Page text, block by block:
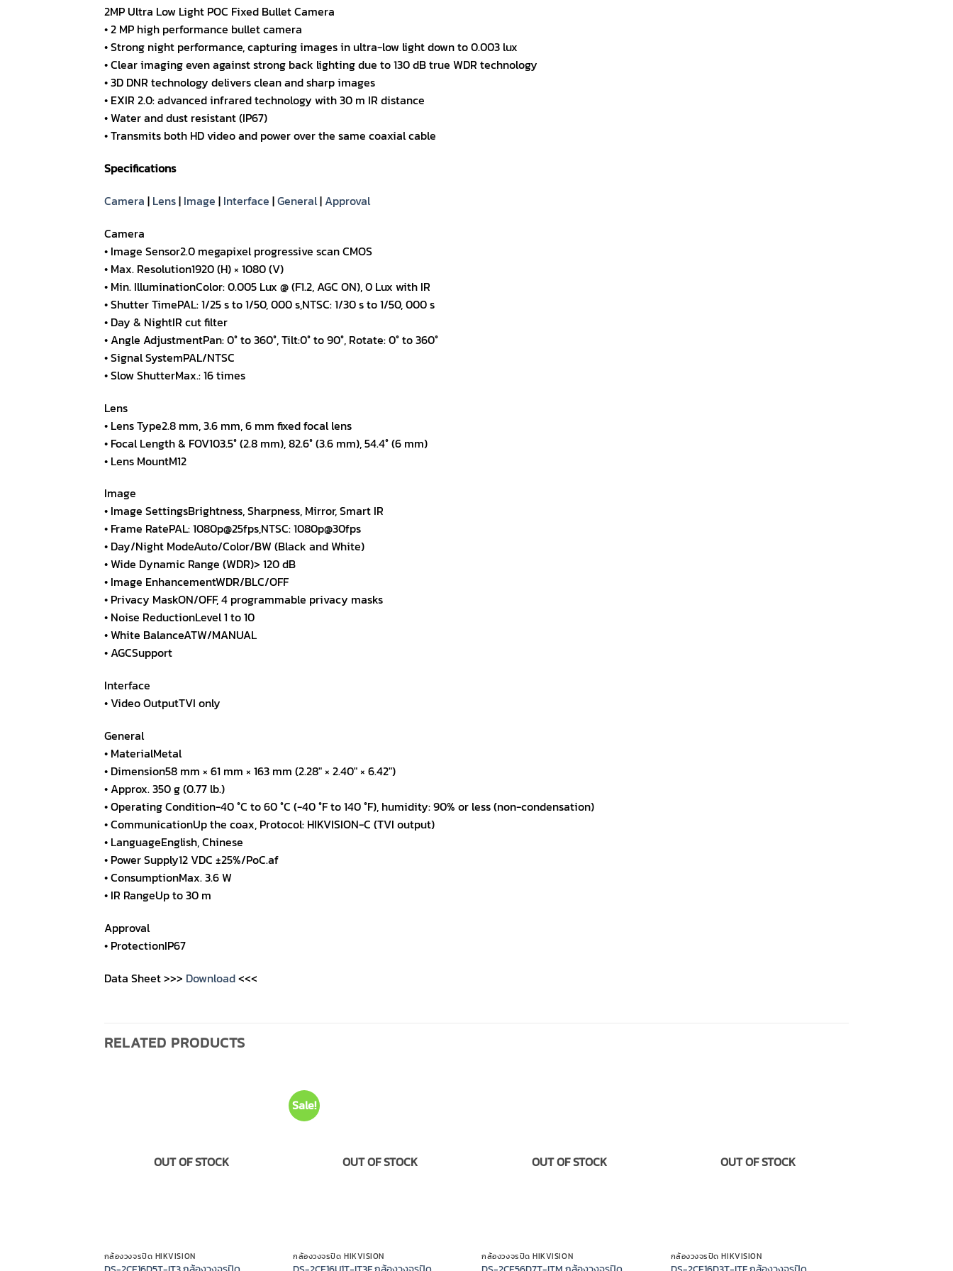
2MP Ultra Low Light POC Fixed Bullet Camera
• 2 MP high performance bullet camera
• Strong night performance, capturing images in ultra-low light down to 0.003 lux
• Clear imaging even against strong back lighting due to 130 dB true WDR technology
• 3D DNR technology delivers clean and sharp images
• EXIR 2.0: advanced infrared technology with 30 m IR distance
• Water and dust resistant (IP67)
• Transmits both HD video and power over the same coaxial cable
Specifications
Camera | Lens| Image | Interface |General|Approval
Camera
• Image Sensor2.0 megapixel progressive scan CMOS
• Max. Resolution1920 (H) × 1080 (V)
• Min. IlluminationColor: 0.005 Lux @ (F1.2, AGC ON), 0 Lux with IR
• Shutter TimePAL: 1/25 s to 1/50, 000 s,NTSC: 1/30 s to 1/50, 000 s
• Day & NightIR cut filter
• Angle AdjustmentPan: 0° to 360°, Tilt:0° to 90°, Rotate: 0° to 360°
• Signal SystemPAL/NTSC
• Slow ShutterMax.: 16 times
Lens
• Lens Type2.8 mm, 3.6 mm, 6 mm fixed focal lens
• Focal Length & FOV103.5° (2.8 mm), 82.6° (3.6 mm), 54.4° (6 mm)
• Lens MountM12
Image
• Image SettingsBrightness, Sharpness, Mirror, Smart IR
• Frame RatePAL: 1080p@25fps,NTSC: 1080p@30fps
• Day/Night ModeAuto/Color/BW (Black and White)
• Wide Dynamic Range (WDR)> 120 dB
• Image EnhancementWDR/BLC/OFF
• Privacy MaskON/OFF, 4 programmable privacy masks
• Noise ReductionLevel 1 to 10
• White BalanceATW/MANUAL
• AGCSupport
Interface
• Video OutputTVI only
General
• MaterialMetal
• Dimension58 mm × 61 mm × 163 mm (2.28″ × 2.40″ × 6.42″)
• Approx. 350 g (0.77 lb.)
• Operating Condition-40 °C to 60 °C (-40 °F to 140 °F), humidity: 90% or less (non-condensation)
• CommunicationUp the coax, Protocol: HIKVISION-C (TVI output)
• LanguageEnglish, Chinese
• Power Supply12 VDC ±25%/PoC.af
• ConsumptionMax. 3.6 W
• IR RangeUp to 30 m
Approval
• ProtectionIP67
Data Sheet >>> Download<<<
RELATED PRODUCTS
OUT OF STOCK
กล้องวงจรปิด HIKVISION
Sale!
OUT OF STOCK
กล้องวงจรปิด HIKVISION
OUT OF STOCK
กล้องวงจรปิด HIKVISION
OUT OF STOCK
กล้องวงจรปิด HIKVISION